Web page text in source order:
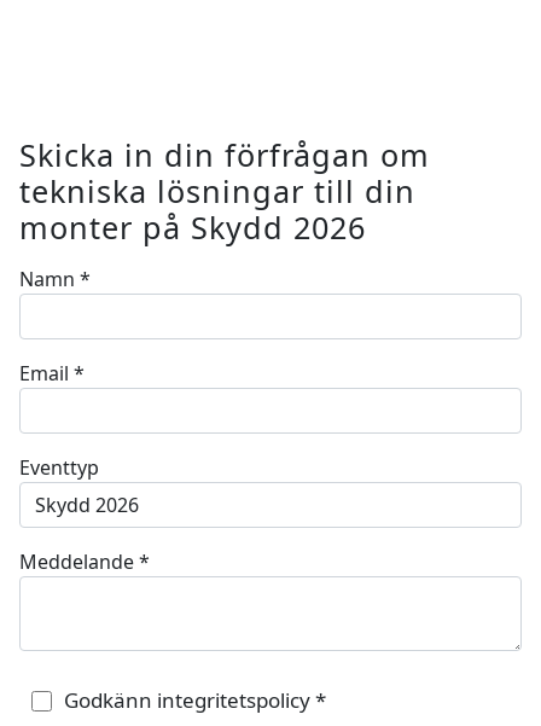
Skicka in din förfrågan om
tekniska lösningar till din
monter på Skydd 2026
Namn *
Email *
Eventtyp
Meddelande*
Godkänn integritetspolicy*